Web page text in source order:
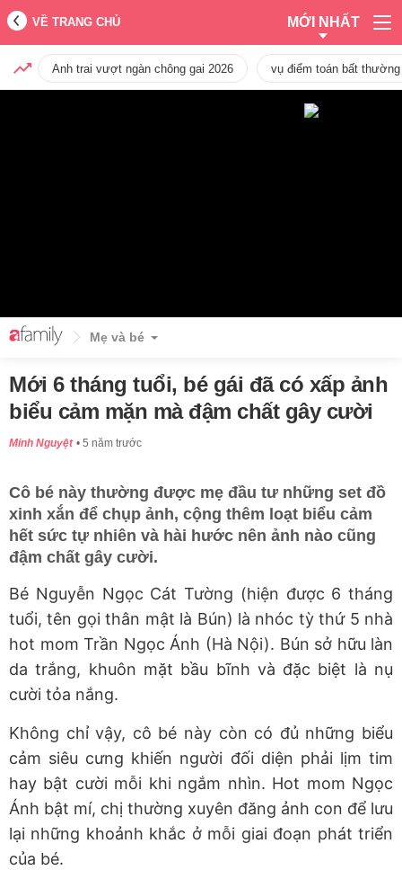
VỀ TRANG CHỦ MỚI NHẤT
Anh trai vượt ngàn chông gai 2026 vụ điểm toán bất
Mẹ và bé
Mới 6 tháng tuổi, bé gái đã có xấp ảnh
biểu cảm mặn mà đậm chất gây cười
Minh Nguyệt 5 năm trước
Cô bé này thường được mẹ đầu tư những set đồ
xinh xắn để chụp ảnh, cộng thêm loạt biểu cảm
hết sức tự nhiên và hài hước nên ảnh nào cũng
đậm chất gây cười.
Bé Nguyễn Ngọc Cát Tường (hiện được 6 tháng
tuổi, tên gọi thân mật là Bún) là nhóc tỳ thứ 5 nhà
hot mom Trần Ngọc Ánh (Hà Nội). Bún sở hữu làn
da trắng, khuôn mặt bầu bĩnh và đặc biệt là nụ
cười tỏa nắng.
Không chỉ vậy, cô bé này còn có đủ những biểu
cảm siêu cưng khiến người đối diện phải lịm tim
hay bật cười mỗi khi ngắm nhìn. Hot mom Ngọc
Ánh bật mí, chị thường xuyên đăng ảnh con để lưu
lại những khoảnh khắc ở mỗi giai đoạn phát triển
của bé.